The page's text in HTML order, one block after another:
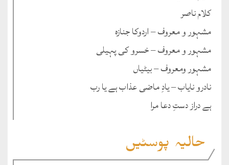
کلام ناصر
مشہور و معروف – اردوکا جنازہ
مشہور و معروف – خسرو کی پہیلی
مشہور ومعروف – بیٹیاں
نادرو نایاب – یادِ ماضی عذاب ہے یا رب
ہے دراز دستِ دعا مرا
حالیہ پوسٹیں